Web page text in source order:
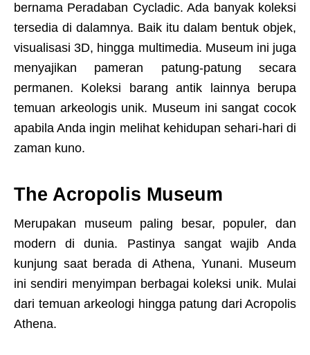
bernama Peradaban Cycladic. Ada banyak koleksi
tersedia di dalamnya. Baik itu dalam bentuk objek,
visualisasi 3D, hingga multimedia. Museum ini juga
menyajikan pameran patung-patung secara
permanen. Koleksi barang antik lainnya berupa
temuan arkeologis unik. Museum ini sangat cocok
apabila Anda ingin melihat kehidupan sehari-hari di
zaman kuno.
The Acropolis Museum
Merupakan museum paling besar, populer, dan
modern di dunia. Pastinya sangat wajib Anda
kunjung saat berada di Athena, Yunani. Museum
ini sendiri menyimpan berbagai koleksi unik. Mulai
dari temuan arkeologi hingga patung dari Acropolis
Athena.